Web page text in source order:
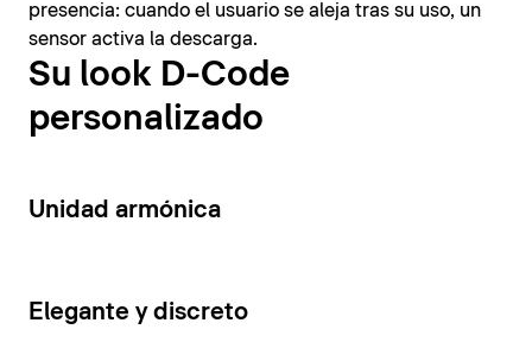
presencia: cuando el usuario se aleja tras su uso, un
sensor activa la descarga.
Su look D-Code
personalizado
14
Unidad armónica
15
Elegante y discreto